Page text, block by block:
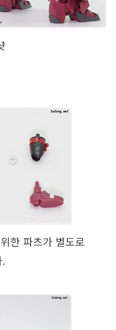
한 파츠가 별도로
.